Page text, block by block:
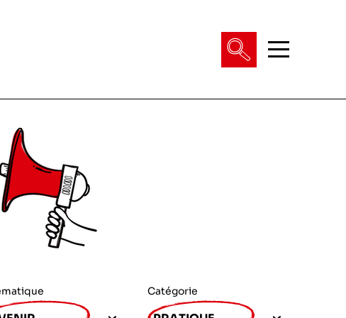
Catégorie